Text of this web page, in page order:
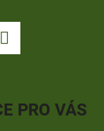
PRO VÁS